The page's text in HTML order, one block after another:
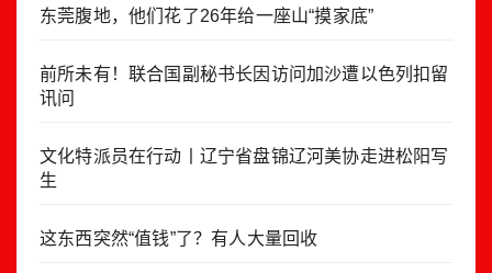
东莞腹地，他们花了26年给一座山“摸家底”
前所未有！联合国副秘书长因访问加沙遭以色列扣留
讯问
文化特派员在行动丨辽宁省盘锦辽河美协走进松阳写
生
这东西突然“值钱”了？有人大量回收